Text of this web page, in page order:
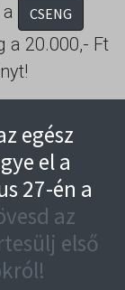
a CSENG
a 20.000,- Ft
egész
el a
27-én a
az
első